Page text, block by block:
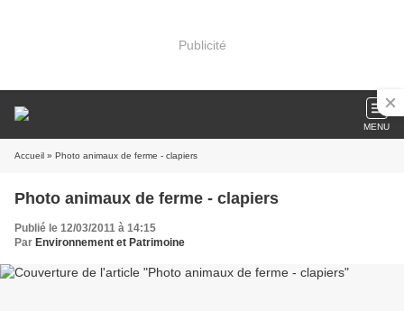
Publicité
MENU
Accueil » Photo animaux de ferme - clapiers
Photo animaux de ferme - clapiers
Publié le 12/03/2011 à 14:15
Par Environnement et Patrimoine